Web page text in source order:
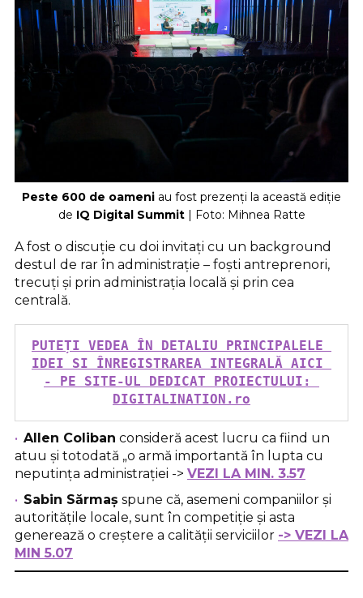
Peste 600 de oameni au fost prezenți la această ediție
de IQ Digital Summit | Foto: Mihnea Ratte
A fost o discuție cu doi invitați cu un background
destul de rar în administrație – foști antreprenori,
trecuți și prin administrația locală și prin cea
centrală.
PUTEȚI VEDEA ÎN DETALIU PRINCIPALELE
IDEI SI ÎNREGISTRAREA INTEGRALĂ AICI
- PE SITE-UL DEDICAT PROIECTULUI:
DIGITALINATION.ro
Allen Coliban consideră acest lucru ca fiind un
atuu și totodată „o armă importantă în lupta cu
neputința administrației -> VEZI LA MIN. 3.57
Sabin Sărmaș spune că, asemeni companiilor și
autoritățile locale, sunt în competiție și asta
generează o creștere a calității serviciilor -> VEZI LA
MIN 5.07